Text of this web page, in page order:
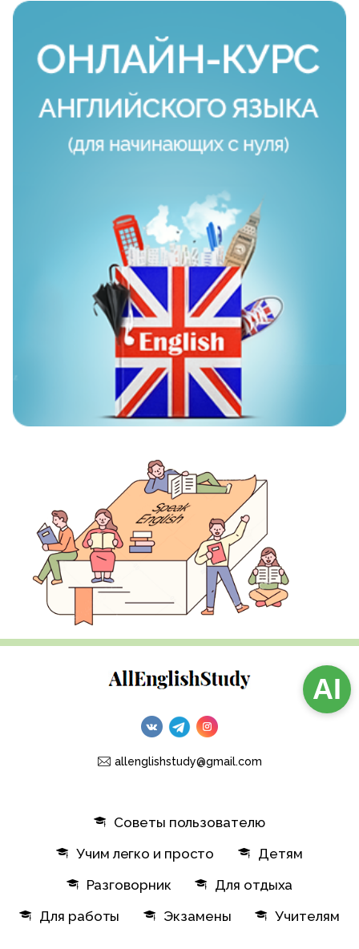
AI
Советы пользователю
Учим легко и просто
Детям
Разговорник
Для отдыха
Для работы
Экзамены Учителям
allenglishstudy@gmail.com